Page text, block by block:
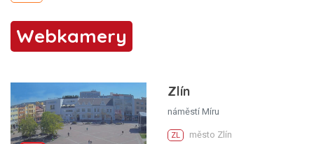
Webkamery
Zlín
náměstí Míru
ZL město Zlín